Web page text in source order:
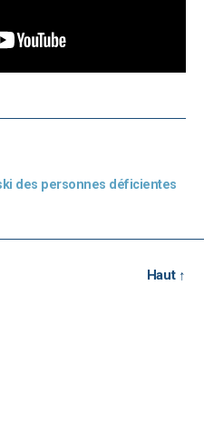
des personnes déficientes
Haut ↑